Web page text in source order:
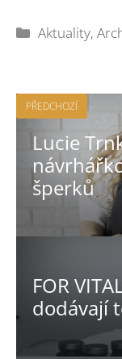
Rubriky
Aktuality,
PŘEDCHOZÍ
Lucie
šperků
FOR
dodávají